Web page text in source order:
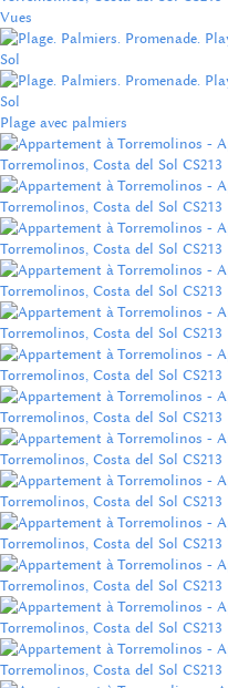
Vues
Plage avec palmiers